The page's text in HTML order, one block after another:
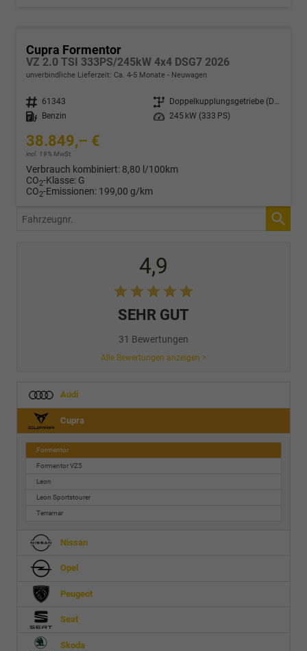
Cupra Formentor
VZ 2.0 TSI 333PS/245kW 4x4 DSG7 2026
unverbindliche Lieferzeit: Ca. 4-5 Monate Neuwagen
Fahrzeugnr. 61343 Getriebe
Doppelkupplungsgetriebe (DSG)
Kraftstoff
Benzin Leistung 245 kW (333 PS)
38.849,– €
incl. 19% MwSt.
Verbrauch kombiniert: 8,80 l/100km
CO2-Klasse: G
CO2-Emissionen: 199,00 g/km
Fahrzeugnr.
4,9
SEHR GUT
31 Bewertungen
Alle Bewertungen anzeigen >
Audi
Cupra
Formentor
Formentor VZ5
Leon
Leon Sportstourer
Terramar
Nissan
Opel
Peugeot
Seat
Skoda